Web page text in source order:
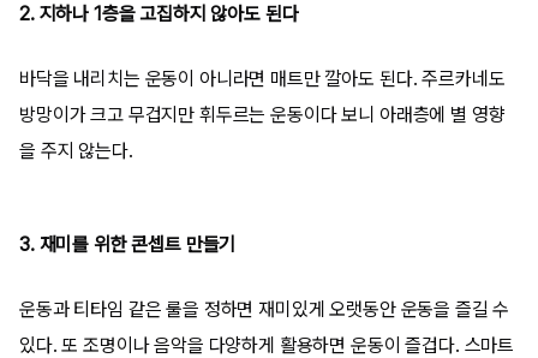
2. 지하나 1층을 고집하지 않아도 된다
바닥을 내리치는 운동이 아니라면 매트만 깔아도 된다. 주르카네도
방망이가 크고 무겁지만 휘두르는 운동이다 보니 아래층에 별 영향
을 주지 않는다.
3. 재미를 위한 콘셉트 만들기
운동과 티타임 같은 룰을 정하면 재미있게 오랫동안 운동을 즐길 수
있다. 또 조명이나 음악을 다양하게 활용하면 운동이 즐겁다. 스마트